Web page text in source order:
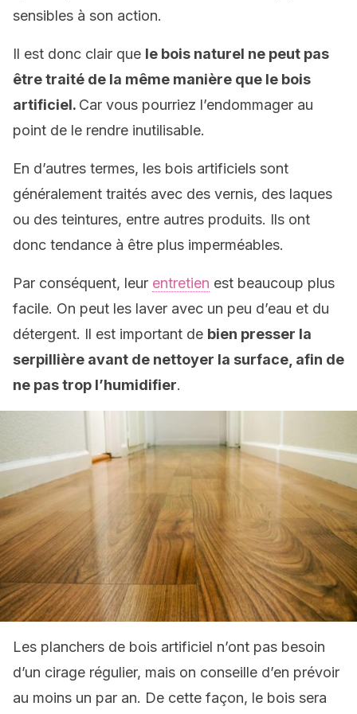
sensibles à son action.
Il est donc clair que le bois naturel ne peut pas
être traité de la même manière que le bois
artificiel. Car vous pourriez l’endommager au
point de le rendre inutilisable.
En d’autres termes, les bois artificiels sont
généralement traités avec des vernis, des laques
ou des teintures, entre autres produits. Ils ont
donc tendance à être plus imperméables.
Par conséquent, leur entretien est beaucoup plus
facile. On peut les laver avec un peu d’eau et du
détergent. Il est important de bien presser la
serpillière avant de nettoyer la surface, afin de
ne pas trop l’humidifier.
Les planchers de bois artificiel n’ont pas besoin
d’un cirage régulier, mais on conseille d’en prévoir
au moins un par an. De cette façon, le bois sera